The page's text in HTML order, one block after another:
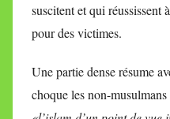
suscitent et qui réussissent
pour des victimes.
Une partie dense résume
choque les non-